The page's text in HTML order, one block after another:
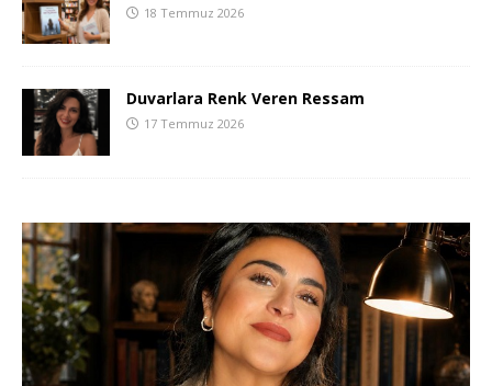
18 Temmuz 2026
Duvarlara Renk Veren Ressam
17 Temmuz 2026